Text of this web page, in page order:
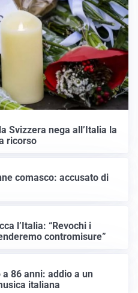
Svizzera nega all’Italia la
ricorso
comasco: accusato di
l’Italia: “Revochi i
contromisure”
86 anni: addio a un
italiana